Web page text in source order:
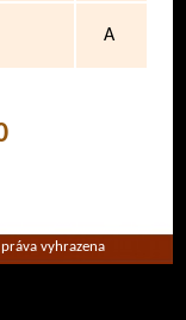
A
vyhrazena